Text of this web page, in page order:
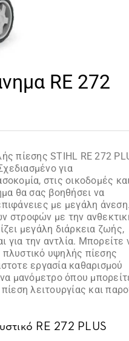
RE 272
πίεσης STIHL RE 272
για
στις οικοδομές
θα σας βοηθήσει να
με μεγάλη
στροφών με την
μεγάλη διάρκεια ζωής,
για την αντλία. Μπορείτε
υψηλής πίεσης
εργασία καθαρισμού
μανόμετρο όπου
λειτουργίας και
RE 272 PLUS